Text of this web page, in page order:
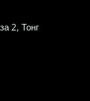
2, Тонг